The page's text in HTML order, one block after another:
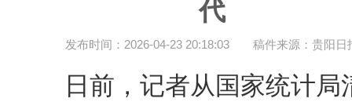
代
发布时间：2026-04-23 20:18:03 稿件来源：贵阳日
日前，记者从国家统计局